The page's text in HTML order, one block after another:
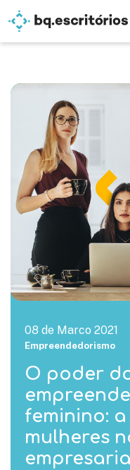
08 de Marco 2021
Empreendedorismo
O poder
feminino:
mulheres